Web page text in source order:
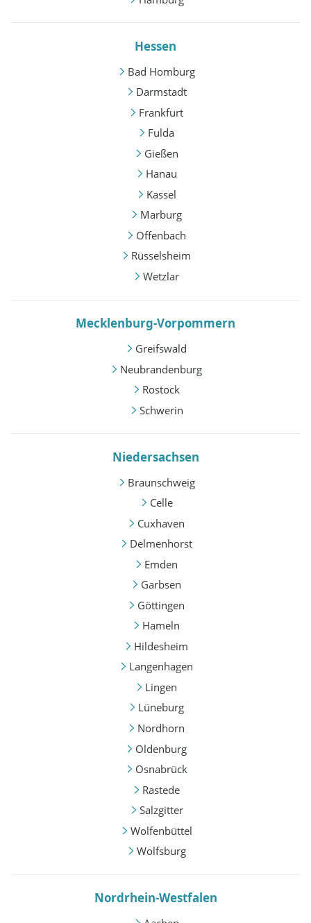
Hessen
Bad Homburg
Darmstadt
Frankfurt
Fulda
Gießen
Hanau
Kassel
Marburg
Offenbach
Rüsselsheim
Wetzlar
Mecklenburg-Vorpommern
Greifswald
Neubrandenburg
Rostock
Schwerin
Niedersachsen
Braunschweig
Celle
Cuxhaven
Delmenhorst
Emden
Garbsen
Göttingen
Hameln
Hildesheim
Langenhagen
Lingen
Lüneburg
Nordhorn
Oldenburg
Osnabrück
Rastede
Salzgitter
Wolfenbüttel
Wolfsburg
Nordrhein-Westfalen